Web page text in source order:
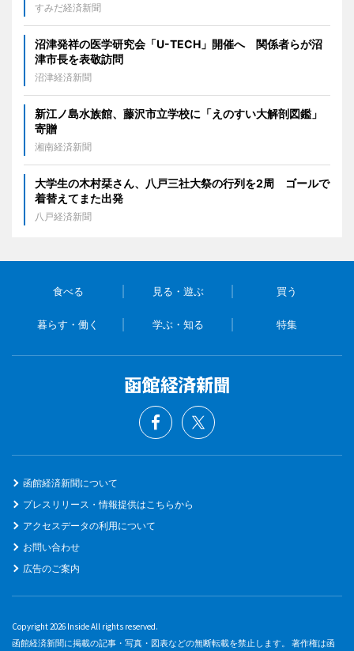
すみだ経済新聞
沼津発祥の医学研究会「U-TECH」開催へ 関係者らが沼
津市長を表敬訪問
沼津経済新聞
新江ノ島水族館、藤沢市立学校に「えのすい大解剖図鑑」
寄贈
湘南経済新聞
大学生の木村栞さん、八戸三社大祭の行列を2周 ゴールで
着替えてまた出発
八戸経済新聞
食べる 見る・遊ぶ 買う
暮らす・働く 学ぶ・知る 特集
函館経済新聞について
プレスリリース・情報提供はこちらから
アクセスデータの利用について
お問い合わせ
広告のご案内
Copyright 2026 Inside All rights reserved.
函館経済新聞に掲載の記事・写真・図表などの無断転載を禁止します。 著作権は函